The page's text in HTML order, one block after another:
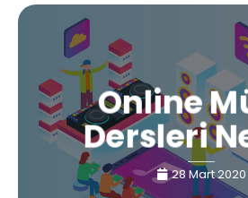
Online
Dersleri
28 Mart 2020